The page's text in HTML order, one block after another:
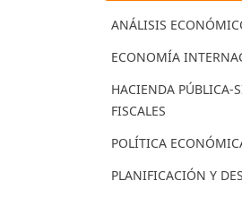
ANÁLISIS
ECONOMÍA
HACIENDA PÚBLICA-
FISCALES
POLÍTICA
PLANIFICACIÓN Y